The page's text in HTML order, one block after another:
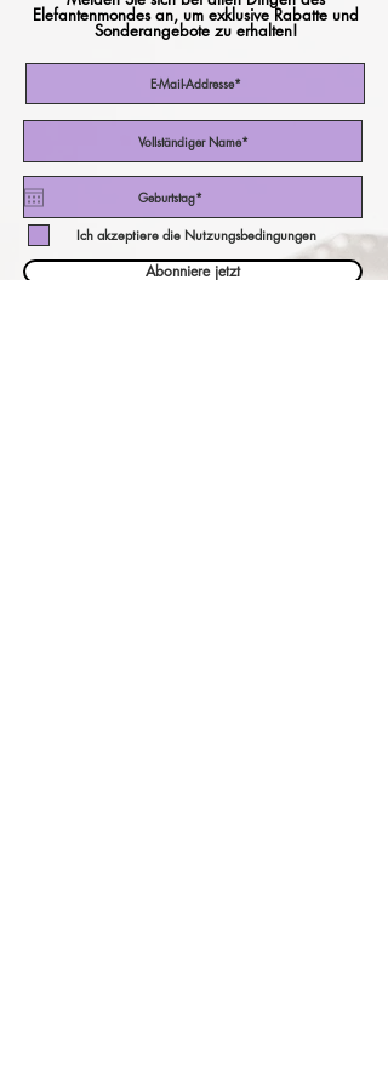
Elefantenmondes an, um exklusive Rabatte und
Sonderangebote zu erhalten!
Ich akzeptiere die Nutzungsbedingungen
Abonniere jetzt